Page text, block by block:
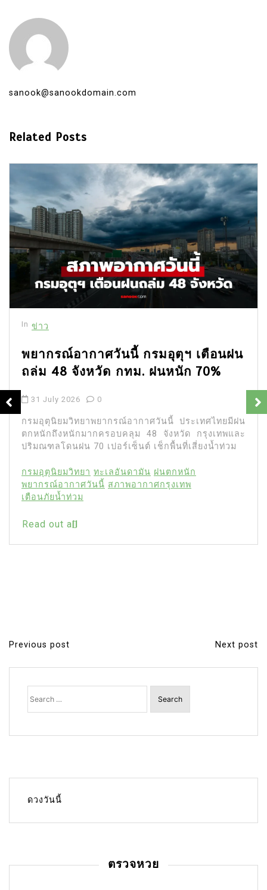
sanook@sanookdomain.com
Related Posts
In ข่าว
พยากรณ์อากาศวันนี้ กรมอุตุฯ เตือนฝน
ถล่ม 48 จังหวัด กทม. ฝนหนัก 70%
31 July 2026 0
กรมอุตุนิยมวิทยาพยากรณ์อากาศวันนี้ ประเทศไทยมีฝน
ตกหนักถึงหนักมากครอบคลุม 48 จังหวัด กรุงเทพและ
ปริมณฑลโดนฝน 70 เปอร์เซ็นต์ เช็กพื้นที่เสี่ยงน้ำท่วม
กรมอุตุนิยมวิทยา ทะเลอันดามัน ฝนตกหนัก
พยากรณ์อากาศวันนี้ สภาพอากาศกรุงเทพ
เตือนภัยน้ำท่วม
Read out all
P
o
i
Previous post Next post
Search
for:
ดวงวันนี้
ตรวจหวย